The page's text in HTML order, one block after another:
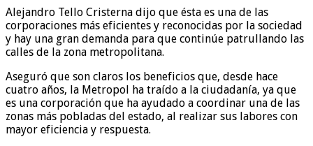
Alejandro Tello Cristerna dijo que ésta es una de las
corporaciones más eficientes y reconocidas por la sociedad
y hay una gran demanda para que continúe patrullando las
calles de la zona metropolitana.
Aseguró que son claros los beneficios que, desde hace
cuatro años, la Metropol ha traído a la ciudadanía, ya que
es una corporación que ha ayudado a coordinar una de las
zonas más pobladas del estado, al realizar sus labores con
mayor eficiencia y respuesta.